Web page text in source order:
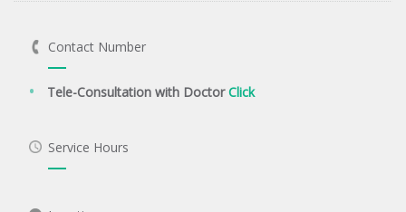
Contact Number
Tele-Consultation with DoctorClick
Service Hours